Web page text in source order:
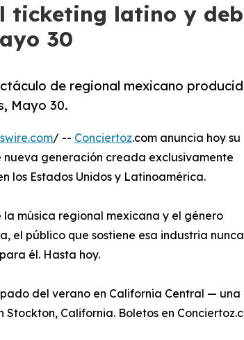
ticketing latino y
30
de regional mexicano
Mayo 30.
/ -- Conciertoz.com anuncia hoy su
generación creada exclusivamente
los Estados Unidos y Latinoamérica.
la música regional mexicana y el género
el público que sostiene esa industria nunca
él. Hasta hoy.
del verano en California Central —
Stockton, California. Boletos en